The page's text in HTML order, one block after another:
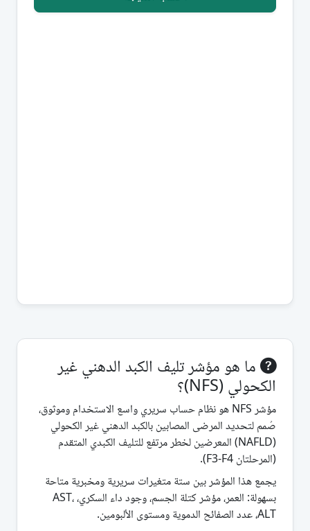
ما هو مؤشر تليف الكبد الدهني غير
الكحولي (NFS)؟
مؤشر NFS هو نظام حساب سريري واسع الاستخدام وموثوق،
صُمم لتحديد المرضى المصابين بالكبد الدهني غير الكحولي
(NAFLD) المعرضين لخطر مرتفع للتليف الكبدي المتقدم
(المرحلتان F3-F4).
يجمع هذا المؤشر بين ستة متغيرات سريرية ومخبرية متاحة
بسهولة: العمر، مؤشر كتلة الجسم، وجود داء السكري، AST،
ALT، عدد الصفائح الدموية ومستوى الألبومين.